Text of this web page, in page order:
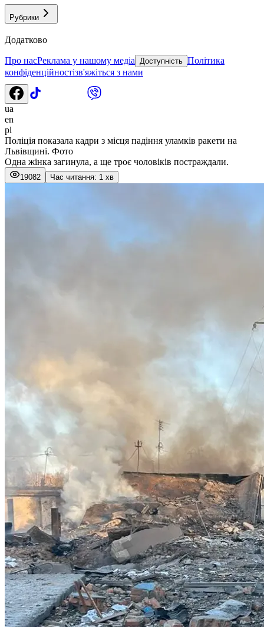
Рубрики
Додатково
Про насРеклама у нашому медіа Доступність Політика
конфіденційностізв'яжіться з нами
ua
en
pl
Поліція показала кадри з місця падіння уламків ракети на
Львівщині. Фото
Одна жінка загинула, а ще троє чоловіків постраждали.
19082 Час читання: 1 хв